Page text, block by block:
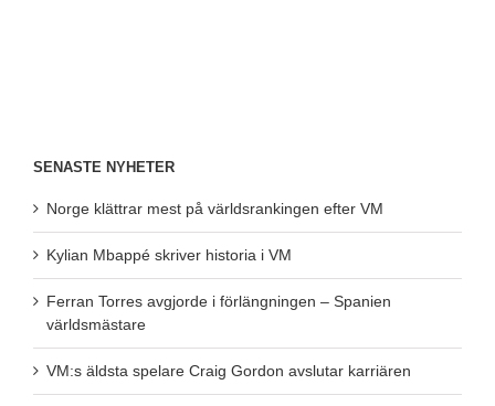
SENASTE NYHETER
Norge klättrar mest på världsrankingen efter VM
Kylian Mbappé skriver historia i VM
Ferran Torres avgjorde i förlängningen – Spanien
världsmästare
VM:s äldsta spelare Craig Gordon avslutar karriären